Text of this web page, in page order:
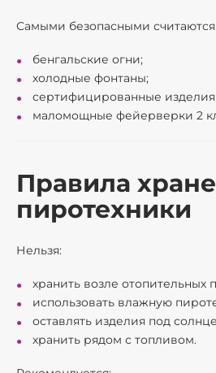
Самыми безопасными считаются:
бенгальские огни;
холодные фонтаны;
сертифицированные изделия
маломощные фейерверки 2
Правила
пиротехники
Нельзя:
хранить возле отопительных
использовать влажную
оставлять изделия под
хранить рядом с топливом.